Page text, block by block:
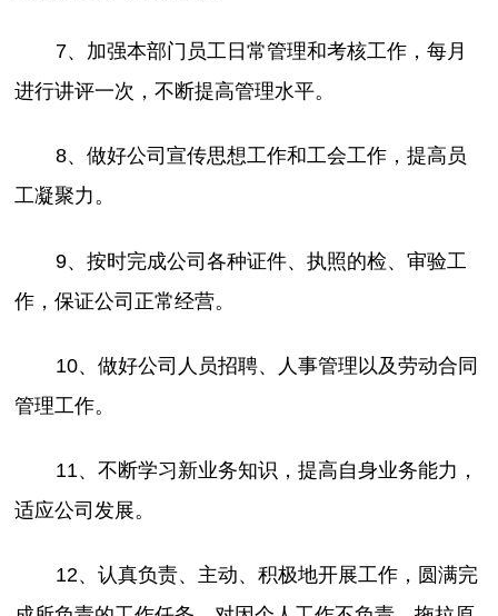
7、加强本部门员工日常管理和考核工作，每月
进行讲评一次，不断提高管理水平。
8、做好公司宣传思想工作和工会工作，提高员
工凝聚力。
9、按时完成公司各种证件、执照的检、审验工
作，保证公司正常经营。
10、做好公司人员招聘、人事管理以及劳动合同
管理工作。
11、不断学习新业务知识，提高自身业务能力，
适应公司发展。
12、认真负责、主动、积极地开展工作，圆满完